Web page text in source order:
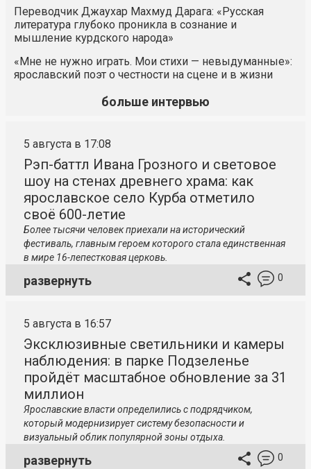
Переводчик Джаухар Махмуд Дарага: «Русская
литература глубоко проникла в сознание и
мышление курдского народа»
«Мне не нужно играть. Мои стихи — невыдуманные»:
ярославский поэт о честности на сцене и в жизни
больше интервью
5 августа в 17:08
Рэп-баттл Ивана Грозного и световое
шоу на стенах древнего храма: как
ярославское село Курба отметило
своё 600-летие
Более тысячи человек приехали на исторический
фестиваль, главным героем которого стала единственная
в мире 16-лепестковая церковь.
развернуть 0
5 августа в 16:57
Эксклюзивные светильники и камеры
наблюдения: в парке Подзеленье
пройдёт масштабное обновление за 31
миллион
Ярославские власти определились с подрядчиком,
который модернизирует систему безопасности и
визуальный облик популярной зоны отдыха.
развернуть 0